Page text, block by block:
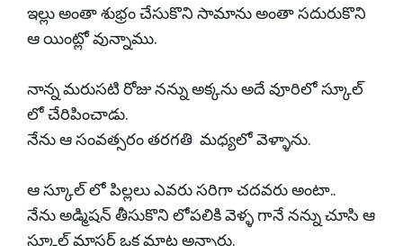
ఇల్లు అంతా శుభ్రం చేసుకొని సామాను అంతా సదురుకొని
ఆ యింట్లో వున్నాము.
నాన్న మరుసటి రోజు నన్ను అక్కను అదే వూరిలో స్కూల్
లో చేరిపించాడు.
నేను ఆ సంవత్సరం తరగతి మధ్యలో వెళ్ళాను.
ఆ స్కూల్ లో పిల్లలు ఎవరు సరిగా చదవరు అంటా..
నేను అడ్మిషన్ తీసుకొని లోపలికి వెళ్ళ గానే నన్ను చూసి ఆ